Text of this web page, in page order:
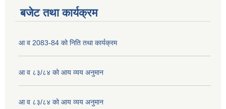
बजेट तथा कार्यक्रम
आ व 2083-84 को निति तथा कार्यक्रम
आ व ८३/८४ को आय व्यय अनुमान
आ व ८३/८४ को आय व्यय अनुमान